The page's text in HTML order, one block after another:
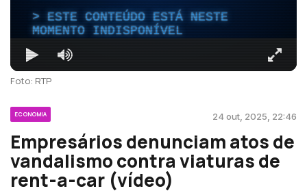
ESTE CONTEÚDO ESTÁ NESTE
MOMENTO INDISPONÍVEL
Foto: RTP
ECONOMIA 24 out, 2025, 22:46
Empresários denunciam atos de
vandalismo contra viaturas de
rent-a-car (vídeo)